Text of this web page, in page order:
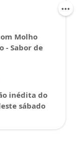
Molho
- Sabor de
inédita do
sábado